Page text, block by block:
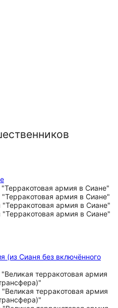
мини-группы. Арслан,
наши запросы на экскурсии.
самые интересные и
информации легкая и
перегруза. Бонусом
что и где посмотреть в
По нашей просьбе Арслан
нас на вокзале, откуда
(из Сианя без включённого
Основное это, конечно же,
наполнено лайфхаками
потоке и при этом еще
экспонатов. Пока смотрим,